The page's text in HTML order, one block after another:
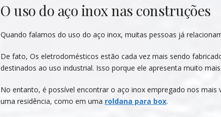
O uso do aço inox nas construções
Quando falamos do uso do aço inox, muitas pessoas já
De fato, Os eletrodomésticos estão cada vez mais sendo
destinados ao uso industrial. Isso porque ele apresenta muito
No entanto, é possível encontrar o aço inox empregado nos
uma residência, como em uma roldana para box.